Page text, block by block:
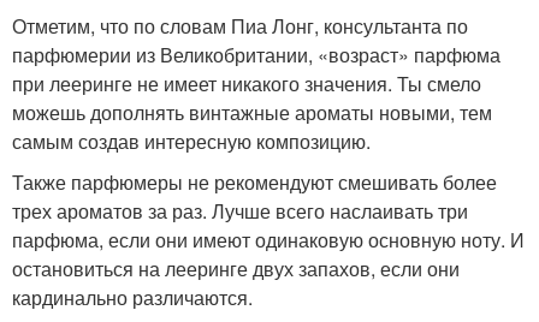
Отметим, что по словам Пиа Лонг, консультанта по
парфюмерии из Великобритании, «возраст» парфюма
при лееринге не имеет никакого значения. Ты смело
можешь дополнять винтажные ароматы новыми, тем
самым создав интересную композицию.
Также парфюмеры не рекомендуют смешивать более
трех ароматов за раз. Лучше всего наслаивать три
парфюма, если они имеют одинаковую основную ноту. И
остановиться на лееринге двух запахов, если они
кардинально различаются.